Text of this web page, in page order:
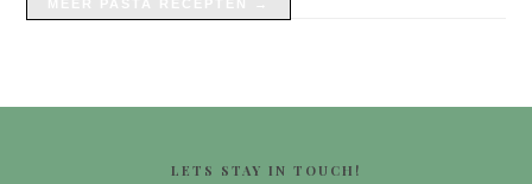
LETS STAY IN TOUCH!